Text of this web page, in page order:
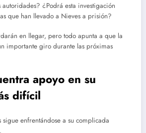
¿Podrá esta investigación
que han llevado a Nieves a prisión?
en llegar, pero todo apunta a que la
importante giro durante las próximas
apoyo en su
difícil
sigue enfrentándose a su complicada